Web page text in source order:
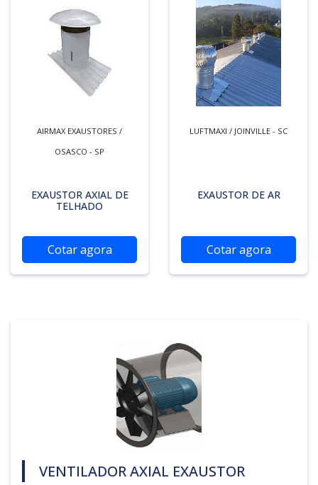
AIRMAX EXAUSTORES /
OSASCO - SP
EXAUSTOR AXIAL DE
TELHADO
Cotar agora
LUFTMAXI / JOINVILLE - SC
EXAUSTOR DE AR
Cotar agora
VENTILADOR AXIAL EXAUSTOR